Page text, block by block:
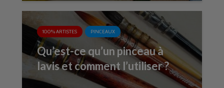
100% ARTISTES PINCEAUX
Qu’est-ce qu’un pinceau à
lavis et comment l’utiliser ?